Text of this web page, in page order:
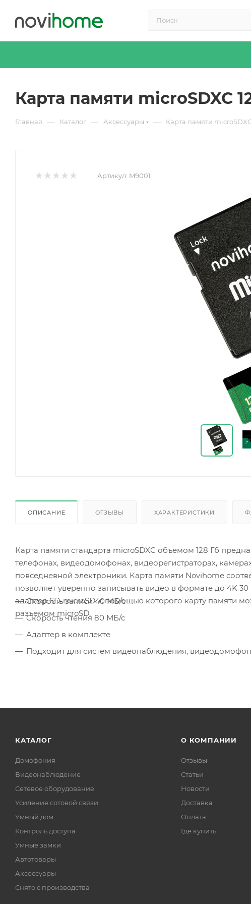
Карта памяти microSDXC
Главная — Каталог — Аксессуары — Карта памяти
Артикул: M9001
ОПИСАНИЕ ОТЗЫВЫ ХАРАКТЕРИСТИКИ
Карта памяти стандарта microSDXC объемом 128 Гб
телефонах, видеодомофонах, видеорегистраторах,
повседневной электроники. Карта памяти Novihome
позволяет уверенно записывать видео в формате до 4K
адаптер SD-microSD, с помощью которого карту памяти
разъемом microSD.
Скорость записи 40 МБ/с
Скорость чтения 80 МБ/с
Адаптер в комплекте
Подходит для систем видеонаблюдения,
КАТАЛОГ
Домофония
Видеонаблюдение
Сетевое оборудование
Усиление сотовой связи
Умный дом
Контроль доступа
Умные замки
Автотовары
Аксессуары
Снято с производства
О КОМПАНИИ
Отзывы
Статьи
Новости
Доставка
Оплата
Где купить